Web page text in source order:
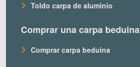
Toldo carpa de aluminio
Comprar una carpa beduina
Comprar carpa beduina